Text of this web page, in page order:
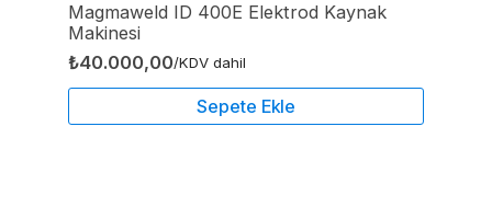
Magmaweld ID 400E Elektrod Kaynak
Makinesi
₺40.000,00/KDV dahil
Sepete Ekle